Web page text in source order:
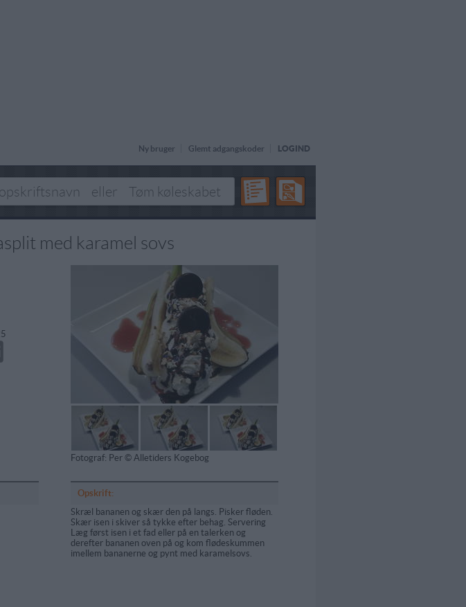
Ny bruger Glemt adgangskoder LOGIND
med karamel sovs
Fotograf: Per © Alletiders Kogebog
Opskrift:
Skræl bananen og skær den på langs. Pisker fløden.
Skær isen i skiver så tykke efter behag. Servering
Læg først isen i et fad eller på en talerken og
derefter bananen oven på og kom flødeskummen
imellem bananerne og pynt med karamelsovs.